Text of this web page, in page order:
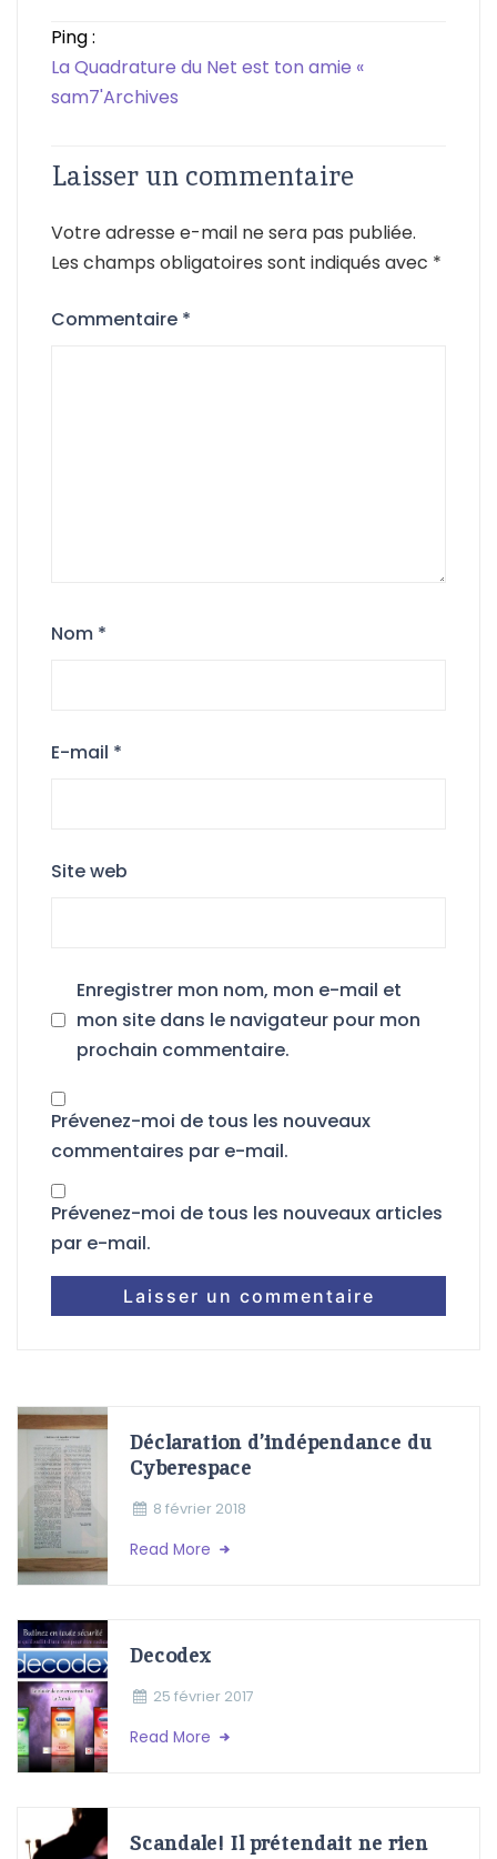
Ping :
La Quadrature du Net est ton amie «
sam7'Archives
Laisser un commentaire
Votre adresse e-mail ne sera pas publiée.
Les champs obligatoires sont indiqués avec *
Commentaire *
Nom *
E-mail *
Site web
Enregistrer mon nom, mon e-mail et
mon site dans le navigateur pour mon
prochain commentaire.
Prévenez-moi de tous les nouveaux
commentaires par e-mail.
Prévenez-moi de tous les nouveaux articles
par e-mail.
Déclaration d’indépendance du
Cyberespace
8 février 2018
Read More
Decodex
25 février 2017
Read More
Scandale! Il prétendait ne rien